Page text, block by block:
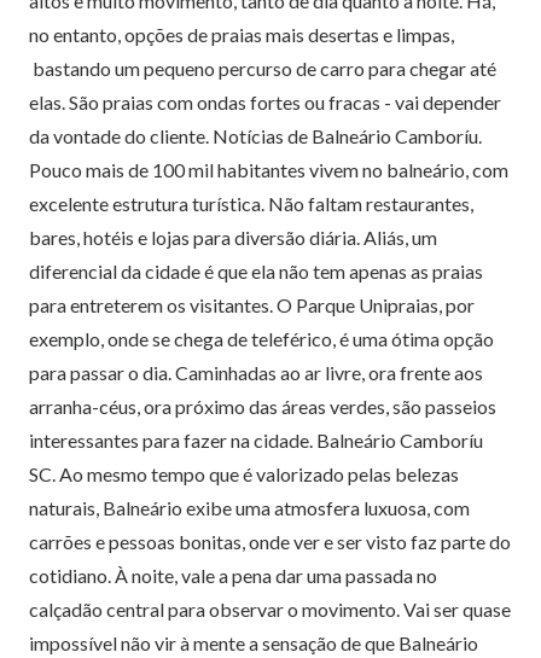
no entanto, opções de praias mais desertas e limpas,
bastando um pequeno percurso de carro para chegar até
elas. São praias com ondas fortes ou fracas - vai depender
da vontade do cliente. Notícias de Balneário Camboríu.
Pouco mais de 100 mil habitantes vivem no balneário, com
excelente estrutura turística. Não faltam restaurantes,
bares, hotéis e lojas para diversão diária. Aliás, um
diferencial da cidade é que ela não tem apenas as praias
para entreterem os visitantes. O Parque Unipraias, por
exemplo, onde se chega de teleférico, é uma ótima opção
para passar o dia. Caminhadas ao ar livre, ora frente aos
arranha-céus, ora próximo das áreas verdes, são passeios
interessantes para fazer na cidade. Balneário Camboríu
SC. Ao mesmo tempo que é valorizado pelas belezas
naturais, Balneário exibe uma atmosfera luxuosa, com
carrões e pessoas bonitas, onde ver e ser visto faz parte do
cotidiano. À noite, vale a pena dar uma passada no
calçadão central para observar o movimento. Vai ser quase
impossível não vir à mente a sensação de que Balneário